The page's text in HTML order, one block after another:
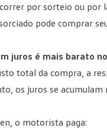
por sorteio ou por
pode comprar
juros é mais barato
total da compra, a
os juros se
o motorista paga: